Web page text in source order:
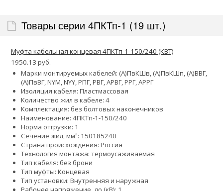
Товары серии 4ПКТп-1 (19 шт.)
Муфта кабельная концевая 4ПКТп-1-150/240 (КВТ)
1950.13 руб.
Марки монтируемых кабелей: (А)ПвКШв, (А)ПвКШп, (А)ВВГ,
(А)ПвВГ, NYM, NYY, РПГ, РВГ, АРВГ, РРГ, АРРГ
Изоляция кабеля: Пластмассовая
Количество жил в кабеле: 4
Комплектация: без болтовых наконечников
Наименование: 4ПКТп-1-150/240
Норма отгрузки: 1
Сечение жил, мм²: 150185240
Страна происхождения: Россия
Технология монтажа: термоусаживаемая
Тип кабеля: без брони
Тип муфты: Концевая
Тип установки: Внутренняя и наружная